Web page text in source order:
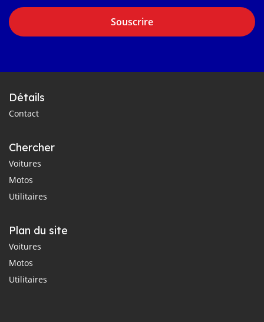
Souscrire
Détails
Contact
Chercher
Voitures
Motos
Utilitaires
Plan du site
Voitures
Motos
Utilitaires